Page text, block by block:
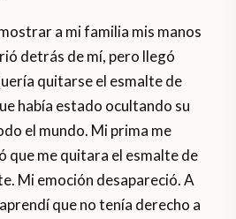
a mi familia mis manos
detrás de mí, pero llegó
quitarse el esmalte de
había estado ocultando su
el mundo. Mi prima me
que me quitara el esmalte de
Mi emoción desapareció. A
que no tenía derecho a